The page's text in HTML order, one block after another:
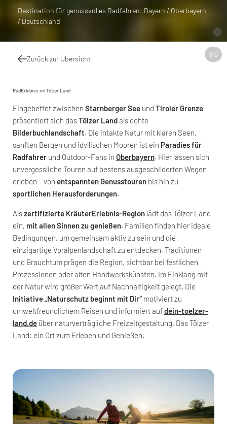
1/6
Destination für genussvolles Radfahren: Bayern / Oberbayern
/ Deutschland
Zurück zur Übersicht
RadErlebnis im Tölzer Land
Eingebettet zwischen Starnberger See und Tiroler Grenze
präsentiert sich dasTölzer Landals echte
Bilderbuchlandschaft. Die intakte Natur mit klaren Seen,
sanften Bergen und idyllischen Mooren ist ein Paradies für
Radfahrer und Outdoor-Fans in Oberbayern. Hier lassen sich
unvergessliche Touren auf bestens ausgeschilderten Wegen
erleben – von entspannten Genusstouren bis hin zu
sportlichen Herausforderungen.
Alszertifizierte KräuterErlebnis-Region lädt das Tölzer Land
ein, mit allen Sinnen zu genießen. Familien finden hier ideale
Bedingungen, um gemeinsam aktiv zu sein und die
einzigartige Voralpenlandschaft zu entdecken. Traditionen
und Brauchtum prägen die Region, sichtbar bei festlichen
Prozessionen oder alten Handwerkskünsten. Im Einklang mit
der Natur wird großer Wert auf Nachhaltigkeit gelegt. Die
Initiative „Naturschutz beginnt mit Dir“ motiviert zu
umweltfreundlichem Reisen und informiert aufdein-toelzer-
land.de über naturverträgliche Freizeitgestaltung. Das Tölzer
Land: ein Ort zum Erleben und Genießen.